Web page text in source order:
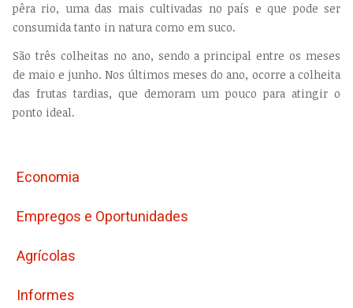
pêra rio, uma das mais cultivadas no país e que pode ser
consumida tanto in natura como em suco.
São três colheitas no ano, sendo a principal entre os meses
de maio e junho. Nos últimos meses do ano, ocorre a colheita
das frutas tardias, que demoram um pouco para atingir o
ponto ideal.
Economia
Empregos e Oportunidades
Agrícolas
Informes